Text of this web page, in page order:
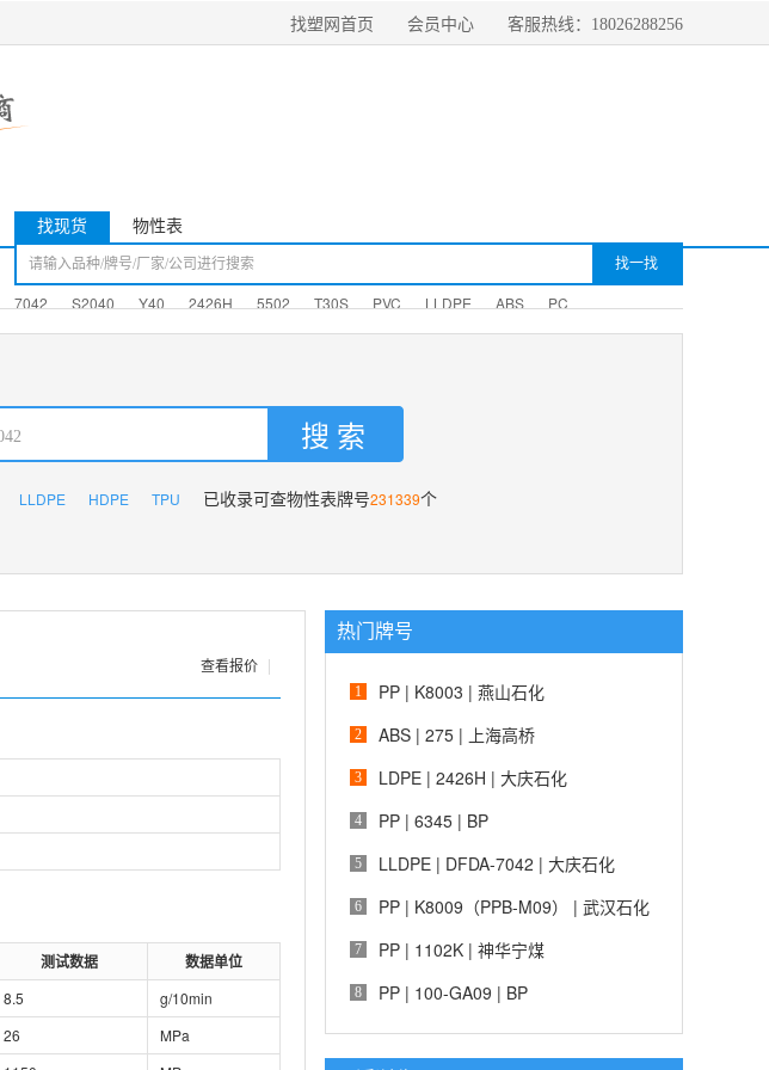
找塑网首页 会员中心 客服热线：18026288256
找现货 物性表
7042 S2040 Y40 2426H 5502 T30S PVC LLDPE ABS PC
LLDPE HDPE TPU 已收录可查物性表牌号231339个
查看报价
测试数据
数据单位
8.5
g/10min
26
MPa
热门牌号
1 PP | K8003 | 燕山石化
2 ABS | 275 | 上海高桥
3 LDPE | 2426H | 大庆石化
4 PP | 6345 | BP
5 LLDPE | DFDA-7042 | 大庆石化
6 PP | K8009（PPB-M09） | 武汉石化
7 PP | 1102K | 神华宁煤
8 PP | 100-GA09 | BP